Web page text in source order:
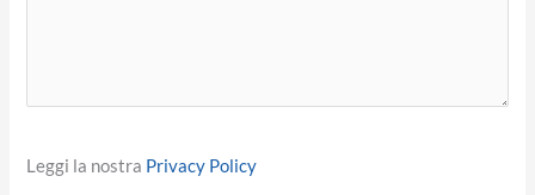
Leggi la nostra Privacy Policy